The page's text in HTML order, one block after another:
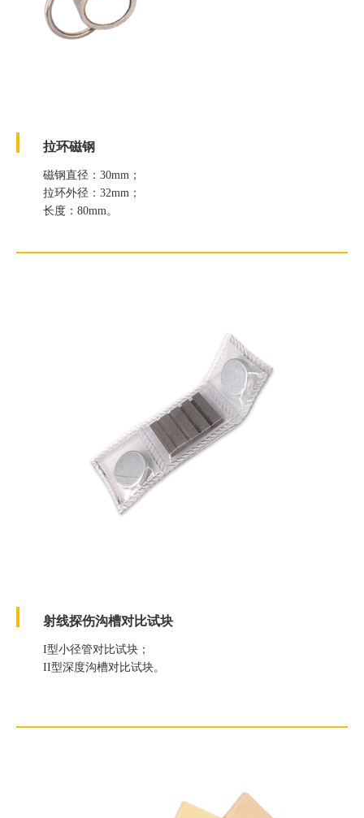
拉环磁钢
磁钢直径：30mm；
拉环外径：32mm；
长度：80mm。
射线探伤沟槽对比试块
I型小径管对比试块；
II型深度沟槽对比试块。